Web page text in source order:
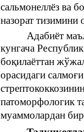
сальмонеллёз ва
назорат
Адабиёт
кунгача
боқилаёттан
орасидаги
патоморфологик
муаммолардан